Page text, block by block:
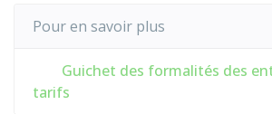
Pour en savoir plus
Guichet des formalités des
tarifs